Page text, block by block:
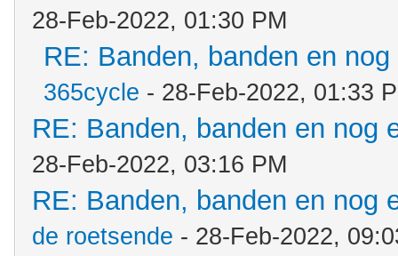
28-Feb-2022, 01:30 PM
RE: Banden, banden en
365cycle - 28-Feb-2022, 01:33
RE: Banden, banden en nog
28-Feb-2022, 03:16 PM
RE: Banden, banden en nog
de roetsende - 28-Feb-2022,